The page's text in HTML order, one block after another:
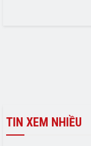
TIN XEM NHIỀU